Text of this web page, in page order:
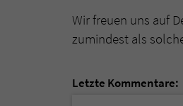
Wir freuen uns auf
zumindest als
Letzte Kommentare: